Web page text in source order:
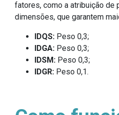
fatores, como a atribuição de
dimensões, que garantem
IDQS: Peso 0,3;
IDGA: Peso 0,3;
IDSM: Peso 0,3;
IDGR: Peso 0,1.